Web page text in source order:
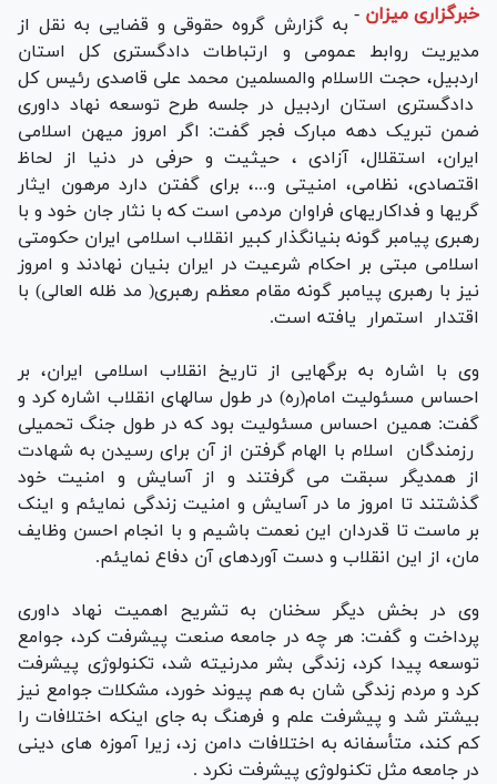
خبرگزاری میزان - به گزارش گروه حقوقی و قضایی به نقل از
مدیریت روابط عمومی و ارتباطات دادگستری کل استان
اردبیل، حجت الاسلام والمسلمین محمد علی قاصدی رئیس کل
دادگستری استان اردبیل در جلسه طرح توسعه نهاد داوری
ضمن تبریک دهه مبارک فجر گفت: اگر امروز میهن اسلامی
ایران، استقلال، آزادی ، حیثیت و حرفی در دنیا از لحاظ
اقتصادی، نظامی، امنیتی و...، برای گفتن دارد مرهون ایثار
گریها و فداکاریهای فراوان مردمی است که با نثار جان خود و با
رهبری پیامبر گونه بنیانگذار کبیر انقلاب اسلامی ایران حکومتی
اسلامی مبتی بر احکام شرعیت در ایران بنیان نهادند و امروز
نیز با رهبری پیامبر گونه مقام معظم رهبری( مد ظله العالی) با
اقتدار استمرار یافته است.
وی با اشاره به برگهایی از تاریخ انقلاب اسلامی ایران، بر
احساس مسئولیت امام(ره) در طول سالهای انقلاب اشاره کرد و
گفت: همین احساس مسئولیت بود که در طول جنگ تحمیلی
رزمندگان اسلام با الهام گرفتن از آن برای رسیدن به شهادت
از همدیگر سبقت می گرفتند و از آسایش و امنیت خود
گذشتند تا امروز ما در آسایش و امنیت زندگی نمایئم و اینک
بر ماست تا قدردان این نعمت باشیم و با انجام احسن وظایف
مان، از این انقلاب و دست آوردهای آن دفاع نمایئم.
وی در بخش دیگر سخنان به تشریح اهمیت نهاد داوری
پرداخت و گفت: هر چه در جامعه صنعت پیشرفت کرد، جوامع
توسعه پیدا کرد، زندگی بشر مدرنیته شد، تکنولوژی پیشرفت
کرد و مردم زندگی شان به هم پیوند خورد، مشکلات جوامع نیز
بیشتر شد و پیشرفت علم و فرهنگ به جای اینکه اختلافات را
کم کند، متأسفانه به اختلافات دامن زد، زیرا آموزه های دینی
در جامعه مثل تکنولوژی پیشرفت نکرد .